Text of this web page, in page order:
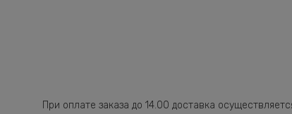
При оплате заказа до 14.00 доставка